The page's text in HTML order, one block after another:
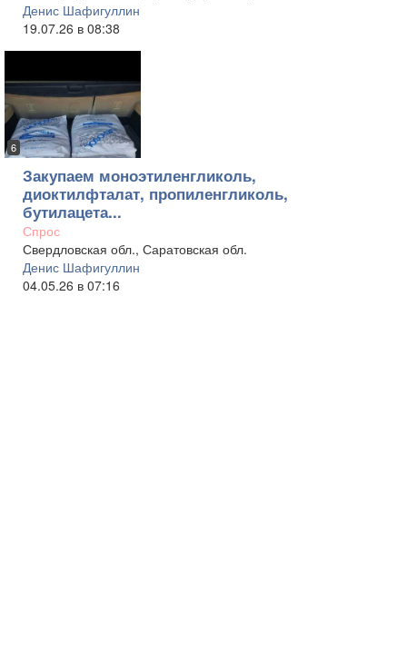
Денис Шафигуллин
19.07.26 в 08:38
6
Закупаем моноэтиленгликоль,
диоктилфталат, пропиленгликоль,
бутилацета...
Спрос
Свердловская обл., Саратовская обл.
Денис Шафигуллин
04.05.26 в 07:16